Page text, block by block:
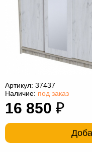
прихожей
Комоды
Офисная
мебель
Столы
компьютер
для
ванной
Мебель
трансформер
Матрасы
мешки
Мебель
Артикул: 37437
Наличие: под заказ
16 850 ₽